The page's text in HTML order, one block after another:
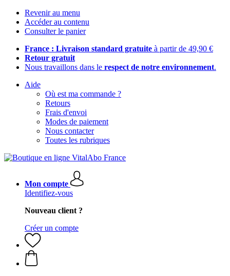
Revenir au menu
Accéder au contenu
Consulter le panier
France : Livraison standard gratuite à partir de 49,90 €
Retour gratuit
Nous travaillons dans le respect de notre environnement.
Aide
Où est ma commande ?
Retours
Frais d'envoi
Modes de paiement
Nous contacter
Toutes les rubriques
Mon compte
Identifiez-vous
Nouveau client ?
Créer un compte